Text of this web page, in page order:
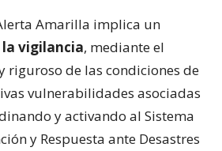
Amarilla implica un
vigilancia, mediante el
riguroso de las condiciones de
vulnerabilidades asociadas
y activando al Sistema
y Respuesta ante Desastres